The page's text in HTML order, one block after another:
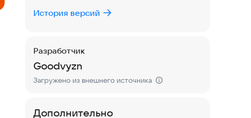
История версий
Разработчик
Goodvyzn
Загружено из внешнего источника
Дополнительно